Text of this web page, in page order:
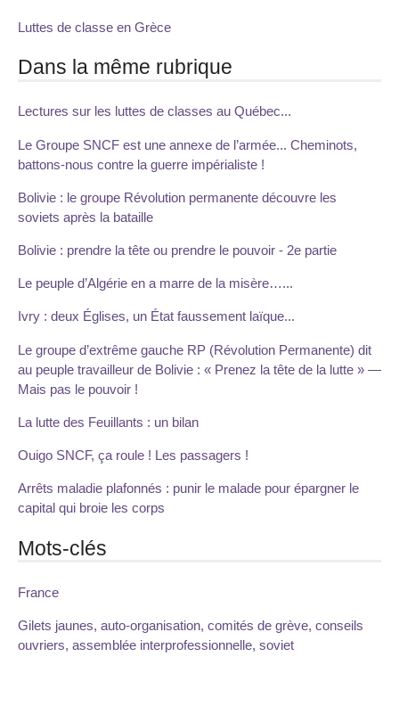
Luttes de classe en Grèce
Dans la même rubrique
Lectures sur les luttes de classes au Québec...
Le Groupe SNCF est une annexe de l’armée... Cheminots,
battons-nous contre la guerre impérialiste !
Bolivie : le groupe Révolution permanente découvre les
soviets après la bataille
Bolivie : prendre la tête ou prendre le pouvoir - 2e partie
Le peuple d’Algérie en a marre de la misère…...
Ivry : deux Églises, un État faussement laïque...
Le groupe d’extrême gauche RP (Révolution Permanente) dit
au peuple travailleur de Bolivie : « Prenez la tête de la lutte » —
Mais pas le pouvoir !
La lutte des Feuillants : un bilan
Ouigo SNCF, ça roule ! Les passagers !
Arrêts maladie plafonnés : punir le malade pour épargner le
capital qui broie les corps
Mots-clés
France
Gilets jaunes, auto-organisation, comités de grève, conseils
ouvriers, assemblée interprofessionnelle, soviet